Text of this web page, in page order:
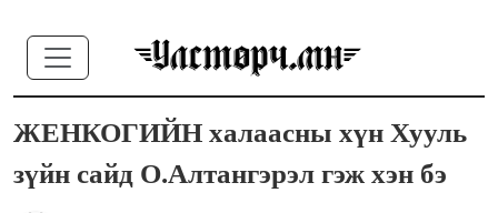
ЖЕНКОГИЙН халаасны хүн Хууль
зүйн сайд О.Алтангэрэл гэж хэн бэ